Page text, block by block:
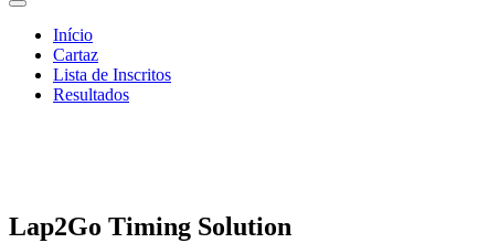
Início
Cartaz
Lista de Inscritos
Resultados
Lap2Go Timing Solution